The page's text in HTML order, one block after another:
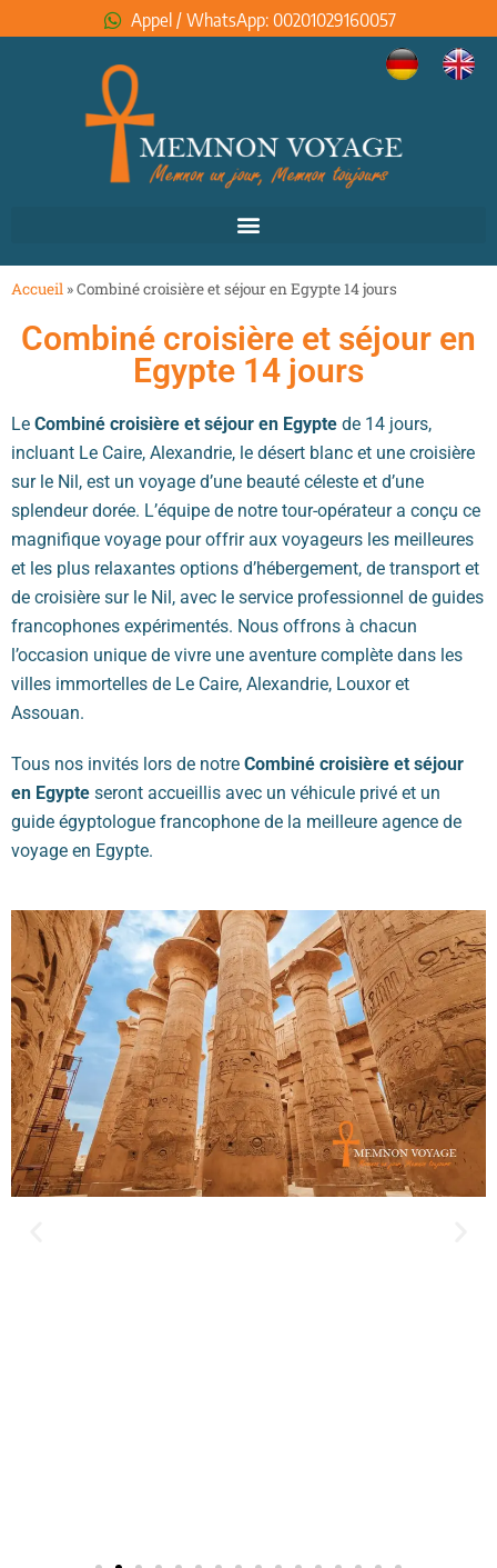
Appel / WhatsApp: 00201029160057
Accueil »Combiné croisière et séjour en Egypte 14 jours
Combiné croisière et séjour en
Egypte 14 jours
Le Combiné croisière et séjour en Egypte de 14 jours,
incluant Le Caire, Alexandrie, le désert blanc et une croisière
sur le Nil, est un voyage d’une beauté céleste et d’une
splendeur dorée. L’équipe de notre tour-opérateur a conçu ce
magnifique voyage pour offrir aux voyageurs les meilleures
et les plus relaxantes options d’hébergement, de transport et
de croisière sur le Nil, avec le service professionnel de guides
francophones expérimentés. Nous offrons à chacun
l’occasion unique de vivre une aventure complète dans les
villes immortelles de Le Caire, Alexandrie, Louxor et
Assouan.
Tous nos invités lors de notre Combiné croisière et séjour
en Egypte seront accueillis avec un véhicule privé et un
guide égyptologue francophone de la meilleure agence de
voyage en Egypte.